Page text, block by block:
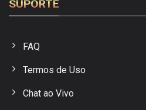
SUPORTE
FAQ
Termos de Uso
Chat ao Vivo